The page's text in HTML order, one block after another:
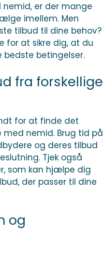
nemid, er der mange
imellem. Men
tilbud til dine behov?
for at sikre dig, at du
betingelser.
fra forskellige
for at finde det
nemid. Brug tid på
og deres tilbud
Tjek også
som kan hjælpe dig
der passer til dine
og